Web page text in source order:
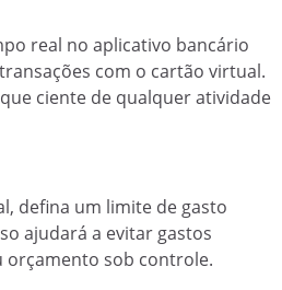
real no aplicativo bancário
com o cartão virtual.
ciente de qualquer atividade
defina um limite de gasto
ajudará a evitar gastos
orçamento sob controle.